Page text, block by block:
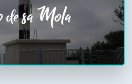
sa Mola